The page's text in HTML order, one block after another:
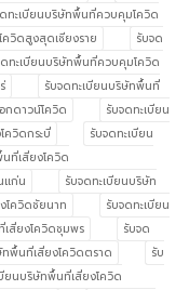
ทะเบียนบริษัทพื้นที่ควบคุมโควิด
วิดสูงสุดเชียงราย
รับจด
ดทะเบียนบริษัทพื้นที่ควบคุมโควิด
รับจดทะเบียนบริษัทพื้นที่
กดาวน์โควิด
รับจดทะเบียน
ควิดกระบี่
รับจดทะเบียน
ที่เสี่ยงโควิด
แก่น
รับจดทะเบียนบริษัท
โควิดชัยนาท
รับจดทะเบียน
เสี่ยงโควิดชุมพร
รับจด
ทพื้นที่เสี่ยงโควิดตราด
รับ
ยนบริษัทพื้นที่เสี่ยงโควิด